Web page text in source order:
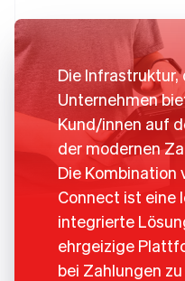
Die Infrastruktur,
Unternehmen
Kund/innen auf
der modernen
Die Kombination
Connect ist eine
integrierte
ehrgeizige
bei Zahlungen